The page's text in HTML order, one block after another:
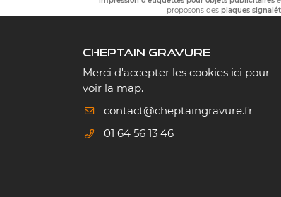
proposons des plaques
CHEPTAIN GRAVURE
Merci d'accepter les cookies ici pour
voir la map.
01 64 56 13 46